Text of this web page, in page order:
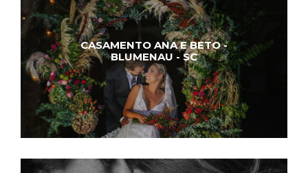
CASAMENTO ANA E BETO -
BLUMENAU - SC